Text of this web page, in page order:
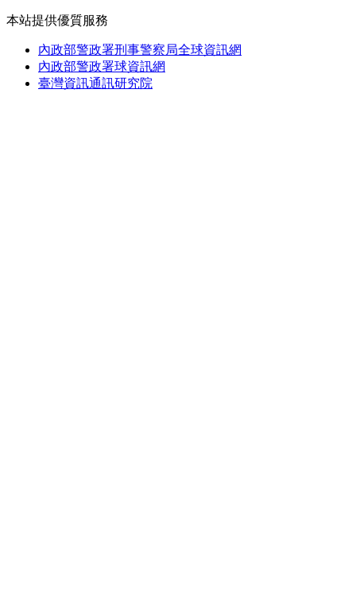
本站提供優質服務
內政部警政署刑事警察局全球資訊網
內政部警政署球資訊網
臺灣資訊通訊研究院